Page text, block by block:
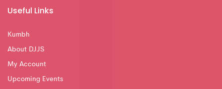
Useful Links
Kumbh
About DJJS
My Account
Upcoming Events